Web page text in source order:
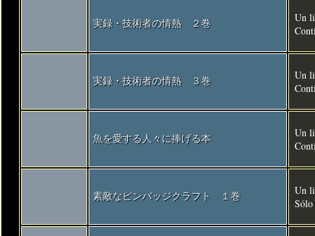
実録・技術者の情熱 ２巻
Un
実録・技術者の情熱 ３巻
Un
魚を愛する人々に捧げる本
Un
素敵なピンバッジクラフト １巻
Un
Sólo